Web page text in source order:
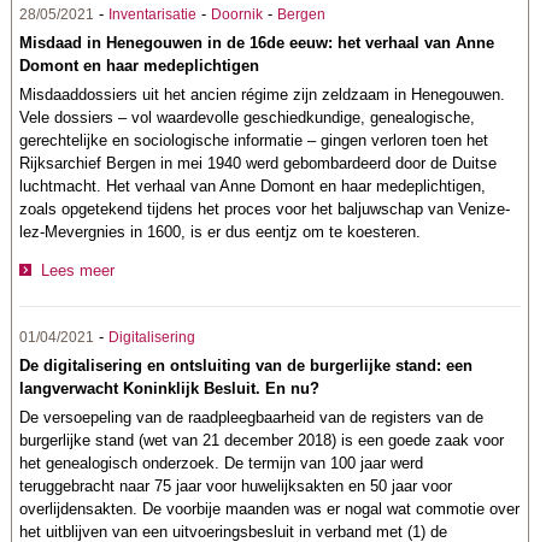
28/05/2021 - Inventarisatie - Doornik - Bergen
Misdaad in Henegouwen in de 16de eeuw: het verhaal van Anne
Domont en haar medeplichtigen
Misdaaddossiers uit het ancien régime zijn zeldzaam in Henegouwen.
Vele dossiers – vol waardevolle geschiedkundige, genealogische,
gerechtelijke en sociologische informatie – gingen verloren toen het
Rijksarchief Bergen in mei 1940 werd gebombardeerd door de Duitse
luchtmacht. Het verhaal van Anne Domont en haar medeplichtigen,
zoals opgetekend tijdens het proces voor het baljuwschap van Venize-
lez-Mevergnies in 1600, is er dus eentjz om te koesteren.
Lees meer
01/04/2021 - Digitalisering
De digitalisering en ontsluiting van de burgerlijke stand: een
langverwacht Koninklijk Besluit. En nu?
De versoepeling van de raadpleegbaarheid van de registers van de
burgerlijke stand (wet van 21 december 2018) is een goede zaak voor
het genealogisch onderzoek. De termijn van 100 jaar werd
teruggebracht naar 75 jaar voor huwelijksakten en 50 jaar voor
overlijdensakten. De voorbije maanden was er nogal wat commotie over
het uitblijven van een uitvoeringsbesluit in verband met (1) de